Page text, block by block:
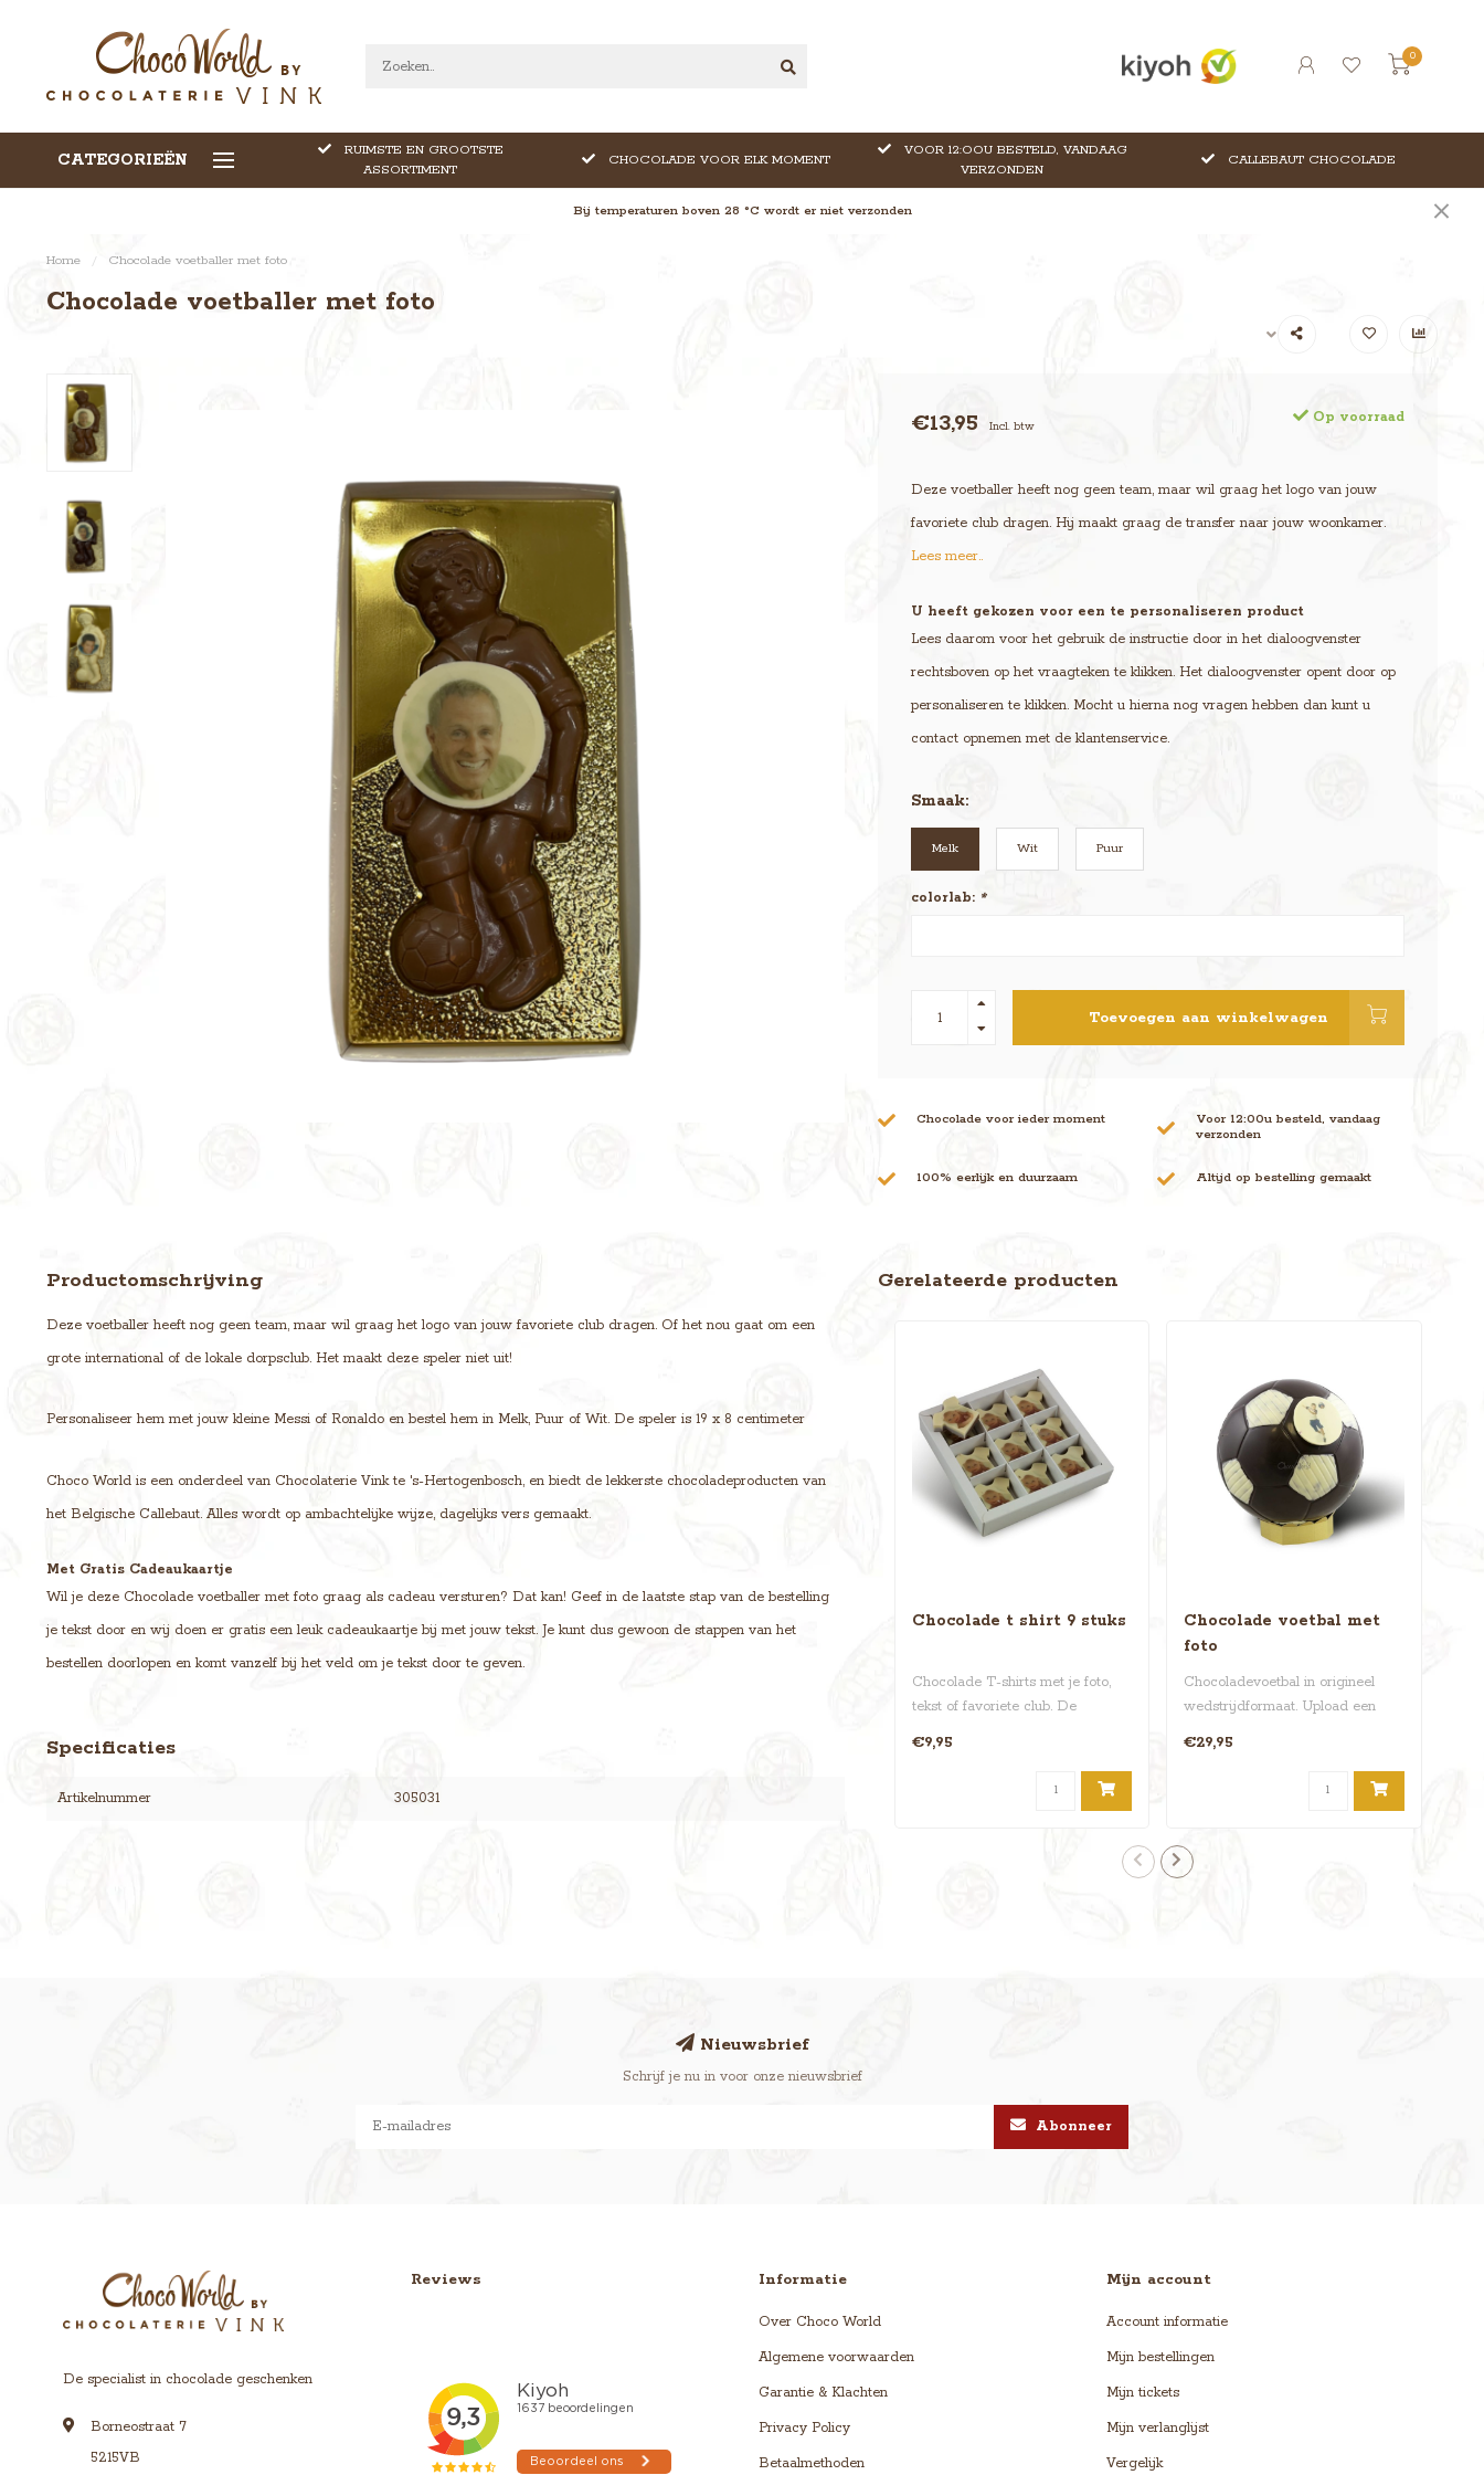
0
CATEGORIEËN
CALLEBAUT CHOCOLADE
RUIMSTE EN GROOTSTE
ASSORTIMENT
CHOCOLADE VOOR ELK MOMENT
VOOR 12:OOU BESTELD, VANDAAG
VERZONDEN
CALLEBAUT CHOCOLADE
Bij temperaturen boven 28 °C wordt er niet verzonden
Home / Chocolade voetballer met foto
Chocolade voetballer met foto
€13,95 Incl. btw
Op voorraad
Deze voetballer heeft nog geen team, maar wil graag het logo van jouw
favoriete club dragen. Hij maakt graag de transfer naar jouw woonkamer.
Lees meer..
U heeft gekozen voor een te personaliseren product
Lees daarom voor het gebruik de instructie door in het dialoogvenster
rechtsboven op het vraagteken te klikken. Het dialoogvenster opent door op
personaliseren te klikken. Mocht u hierna nog vragen hebben dan kunt u
contact opnemen met de klantenservice.
Smaak:
Melk Wit Puur
colorlab: *
Toevoegen aan winkelwagen
Chocolade voor ieder moment
Voor 12:00u besteld, vandaag
verzonden
100% eerlijk en duurzaam Altijd op bestelling gemaakt
Productomschrijving
Deze voetballer heeft nog geen team, maar wil graag het logo van jouw favoriete club dragen. Of het nou gaat om een
grote international of de lokale dorpsclub. Het maakt deze speler niet uit!
Personaliseer hem met jouw kleine Messi of Ronaldo en bestel hem in Melk, Puur of Wit. De speler is 19 x 8 centimeter
Choco World is een onderdeel van Chocolaterie Vink te 's-Hertogenbosch, en biedt de lekkerste chocoladeproducten van
het Belgische Callebaut. Alles wordt op ambachtelijke wijze, dagelijks vers gemaakt.
Met Gratis Cadeaukaartje
Wil je deze Chocolade voetballer met foto graag als cadeau versturen? Dat kan! Geef in de laatste stap van de bestelling
je tekst door en wij doen er gratis een leuk cadeaukaartje bij met jouw tekst. Je kunt dus gewoon de stappen van het
bestellen doorlopen en komt vanzelf bij het veld om je tekst door te geven.
Specificaties
Artikelnummer 305031
Gerelateerde producten
Chocolade t shirt 9 stuks
Chocolade T-shirts met je foto,
tekst of favoriete club. De
€9,95
Chocolade voetbal met
foto
Chocoladevoetbal in origineel
wedstrijdformaat. Upload een
€29,95
Nieuwsbrief
Schrijf je nu in voor onze nieuwsbrief
Abonneer
De specialist in chocolade geschenken
Borneostraat 7
5215VB
Reviews Informatie
Over Choco World
Algemene voorwaarden
Garantie & Klachten
Privacy Policy
Betaalmethoden
Mijn account
Account informatie
Mijn bestellingen
Mijn tickets
Mijn verlanglijst
Vergelijk